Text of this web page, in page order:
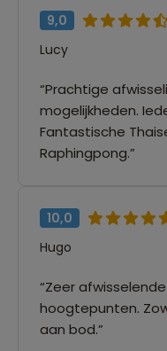
9,0
Lucy
“Prachtige
mogelijkheden.
Fantastische
Raphingpong.”
10,0
Hugo
“Zeer
hoogtepunten.
aan bod.”